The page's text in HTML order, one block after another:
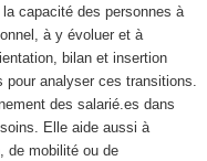
capacité des personnes à
à y évoluer et à
bilan et insertion
pour analyser ces transitions.
des salarié.es dans
Elle aide aussi à
de mobilité ou de